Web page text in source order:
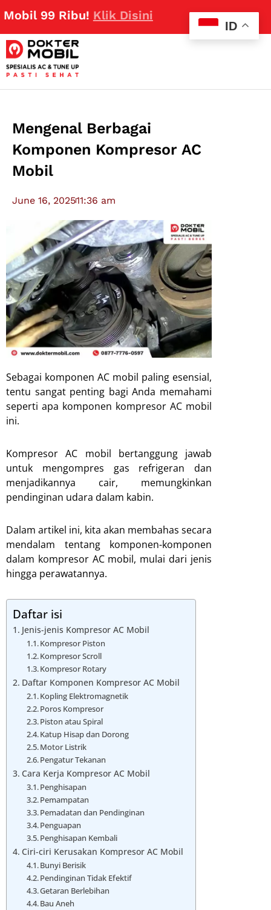
Ribu!Klik Disini
Mengenal Berbagai
Komponen Kompresor AC
Mobil
June 16, 202511:36 am
Sebagai komponen AC mobil paling esensial,
tentu sangat penting bagi Anda memahami
seperti apa komponen kompresor AC mobil
ini.
Kompresor AC mobil bertanggung jawab
untuk mengompres gas refrigeran dan
menjadikannya cair, memungkinkan
pendinginan udara dalam kabin.
Dalam artikel ini, kita akan membahas secara
mendalam tentang komponen-komponen
dalam kompresor AC mobil, mulai dari jenis
hingga perawatannya.
Daftar isi
Jenis-jenis Kompresor AC Mobil
Kompresor Piston
Kompresor Scroll
Kompresor Rotary
Daftar Komponen Kompresor AC Mobil
Kopling Elektromagnetik
Poros Kompresor
Piston atau Spiral
Katup Hisap dan Dorong
Motor Listrik
Pengatur Tekanan
Cara Kerja Kompresor AC Mobil
Penghisapan
Pemampatan
Pemadatan dan Pendinginan
Penguapan
Penghisapan Kembali
Ciri-ciri Kerusakan Kompresor AC Mobil
Bunyi Berisik
Pendinginan Tidak Efektif
Getaran Berlebihan
Bau Aneh
ID